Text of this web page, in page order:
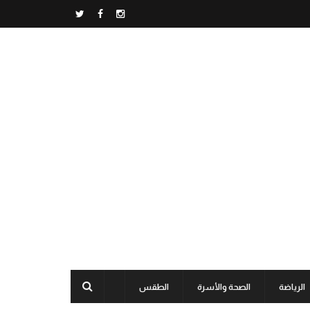
الرياضة الصحة والأسرة الطقس